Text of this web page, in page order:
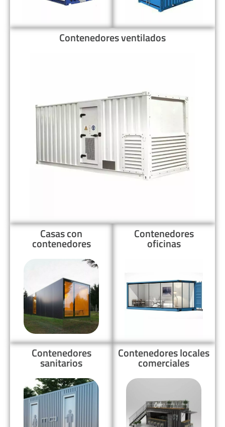
Contenedores ventilados
Casas con
contenedores
Contenedores
oficinas
Contenedores
sanitarios
Contenedores locales
comerciales